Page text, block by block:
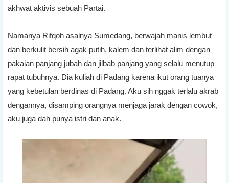
akhwat aktivis sebuah Partai.
Namanya Rifqoh asalnya Sumedang, berwajah manis lembut
dan berkulit bersih agak putih, kalem dan terlihat alim dengan
pakaian panjang jubah dan jilbab panjang yang selalu menutup
rapat tubuhnya. Dia kuliah di Padang karena ikut orang tuanya
yang kebetulan berdinas di Padang. Aku sih nggak terlalu akrab
dengannya, disamping orangnya menjaga jarak dengan cowok,
aku juga dah punya istri dan anak.